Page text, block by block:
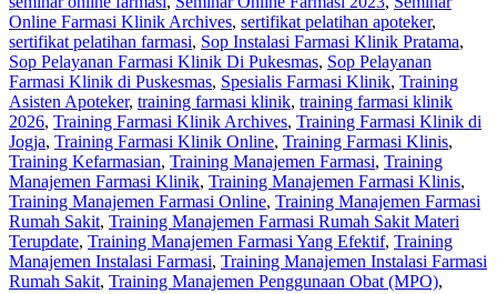
Online Farmasi Klinik Archives, sertifikat pelatihan apoteker,
sertifikat pelatihan farmasi, Sop Instalasi Farmasi Klinik Pratama,
Sop Pelayanan Farmasi Klinik Di Pukesmas, Sop Pelayanan
Farmasi Klinik di Puskesmas, Spesialis Farmasi Klinik, Training
Asisten Apoteker, training farmasi klinik, training farmasi klinik
2026, Training Farmasi Klinik Archives, Training Farmasi Klinik di
Jogja, Training Farmasi Klinik Online, Training Farmasi Klinis,
Training Kefarmasian, Training Manajemen Farmasi, Training
Manajemen Farmasi Klinik, Training Manajemen Farmasi Klinis,
Training Manajemen Farmasi Online, Training Manajemen Farmasi
Rumah Sakit, Training Manajemen Farmasi Rumah Sakit Materi
Terupdate, Training Manajemen Farmasi Yang Efektif, Training
Manajemen Instalasi Farmasi, Training Manajemen Instalasi Farmasi
Rumah Sakit, Training Manajemen Penggunaan Obat (MPO),